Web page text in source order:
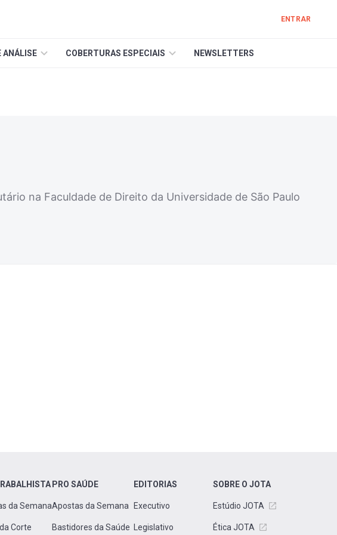
ENTRAR
ANÁLISE COBERTURAS ESPECIAIS NEWSLETTERS
na Faculdade de Direito da Universidade de São Paulo
da Semana
Corte
PRO SAÚDE
Apostas da Semana
Bastidores da Saúde
EDITORIAS
Executivo
Legislativo
SOBRE O JOTA
Estúdio JOTA
Ética JOTA